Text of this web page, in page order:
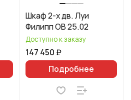
Шкаф 2-х дв. Луи
Филипп ОВ 25.02
Доступно к заказу
147 450 ₽
Подробнее